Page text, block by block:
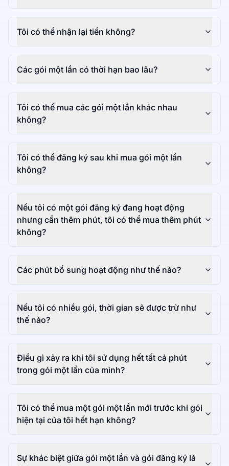
Tôi có thể nhận lại tiền không?
Các gói một lần có thời hạn bao lâu?
Tôi có thể mua các gói một lần khác nhau
không?
Tôi có thể đăng ký sau khi mua gói một lần
không?
Nếu tôi có một gói đăng ký đang hoạt động
nhưng cần thêm phút, tôi có thể mua thêm phút
không?
Các phút bổ sung hoạt động như thế nào?
Nếu tôi có nhiều gói, thời gian sẽ được trừ như
thế nào?
Điều gì xảy ra khi tôi sử dụng hết tất cả phút
trong gói một lần của mình?
Tôi có thể mua một gói một lần mới trước khi gói
hiện tại của tôi hết hạn không?
Sự khác biệt giữa gói một lần và gói đăng ký là